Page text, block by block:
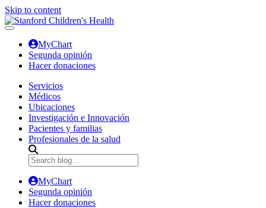
Skip to content
MyChart
Segunda opinión
Hacer donaciones
Servicios
Médicos
Ubicaciones
Investigación e Innovación
Pacientes y familias
Profesionales de la salud
MyChart
Segunda opinión
Hacer donaciones